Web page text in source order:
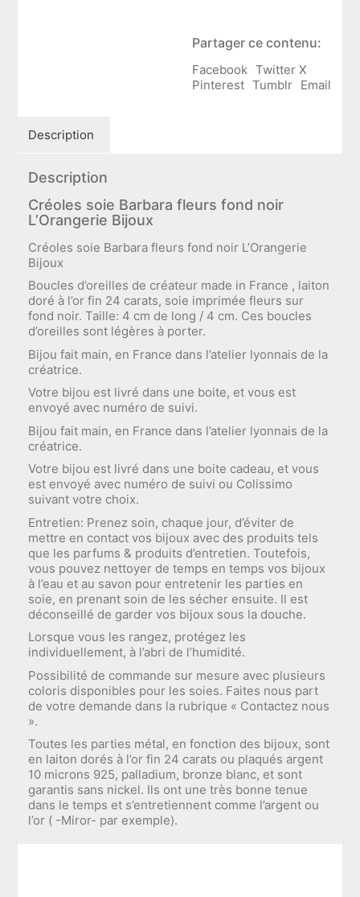
noir
L'Orangerie
Bijoux
Partager ce contenu:
Facebook Twitter X
Pinterest Tumblr Email
Description
Description
Créoles soie Barbara fleurs fond noir
L’Orangerie Bijoux
Créoles soie Barbara fleurs fond noir L’Orangerie
Bijoux
Boucles d’oreilles de créateur made in France , laiton
doré à l’or fin 24 carats, soie imprimée fleurs sur
fond noir. Taille: 4 cm de long / 4 cm. Ces boucles
d’oreilles sont légères à porter.
Bijou fait main, en France dans l’atelier lyonnais de la
créatrice.
Votre bijou est livré dans une boite, et vous est
envoyé avec numéro de suivi.
Bijou fait main, en France dans l’atelier lyonnais de la
créatrice.
Votre bijou est livré dans une boite cadeau, et vous
est envoyé avec numéro de suivi ou Colissimo
suivant votre choix.
Entretien: Prenez soin, chaque jour, d’éviter de
mettre en contact vos bijoux avec des produits tels
que les parfums & produits d’entretien. Toutefois,
vous pouvez nettoyer de temps en temps vos bijoux
à l’eau et au savon pour entretenir les parties en
soie, en prenant soin de les sécher ensuite. Il est
déconseillé de garder vos bijoux sous la douche.
Lorsque vous les rangez, protégez les
individuellement, à l’abri de l’humidité.
Possibilité de commande sur mesure avec plusieurs
coloris disponibles pour les soies. Faites nous part
de votre demande dans la rubrique « Contactez nous
».
Toutes les parties métal, en fonction des bijoux, sont
en laiton dorés à l’or fin 24 carats ou plaqués argent
10 microns 925, palladium, bronze blanc, et sont
garantis sans nickel. Ils ont une très bonne tenue
dans le temps et s’entretiennent comme l’argent ou
l’or ( -Miror- par exemple).